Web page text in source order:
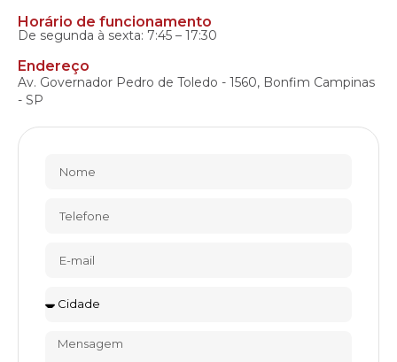
Horário de funcionamento
De segunda à sexta: 7:45 – 17:30
Endereço
Av. Governador Pedro de Toledo - 1560, Bonfim Campinas
- SP